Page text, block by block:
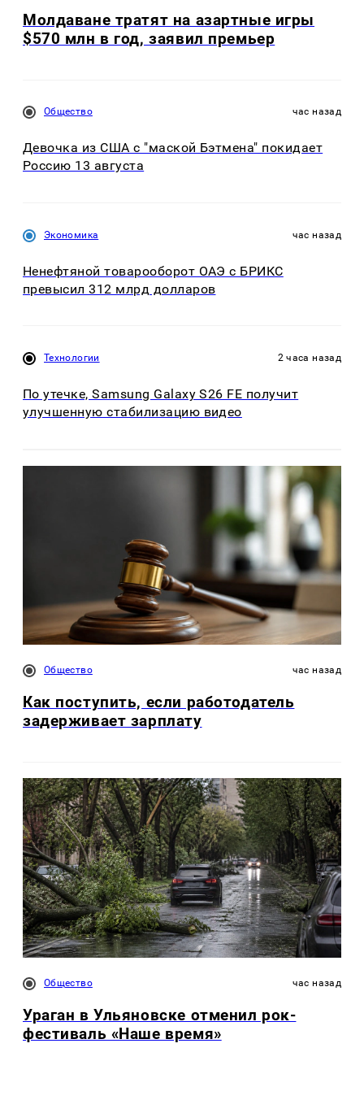
Молдаване тратят на азартные игры
$570 млн в год, заявил премьер
Общество час назад
Девочка из США с "маской Бэтмена" покидает
Россию 13 августа
Экономика час назад
Ненефтяной товарооборот ОАЭ с БРИКС
превысил 312 млрд долларов
Технологии 2 часа назад
По утечке, Samsung Galaxy S26 FE получит
улучшенную стабилизацию видео
Общество час назад
Как поступить, если работодатель
задерживает зарплату
Общество час назад
Ураган в Ульяновске отменил рок-
фестиваль «Наше время»